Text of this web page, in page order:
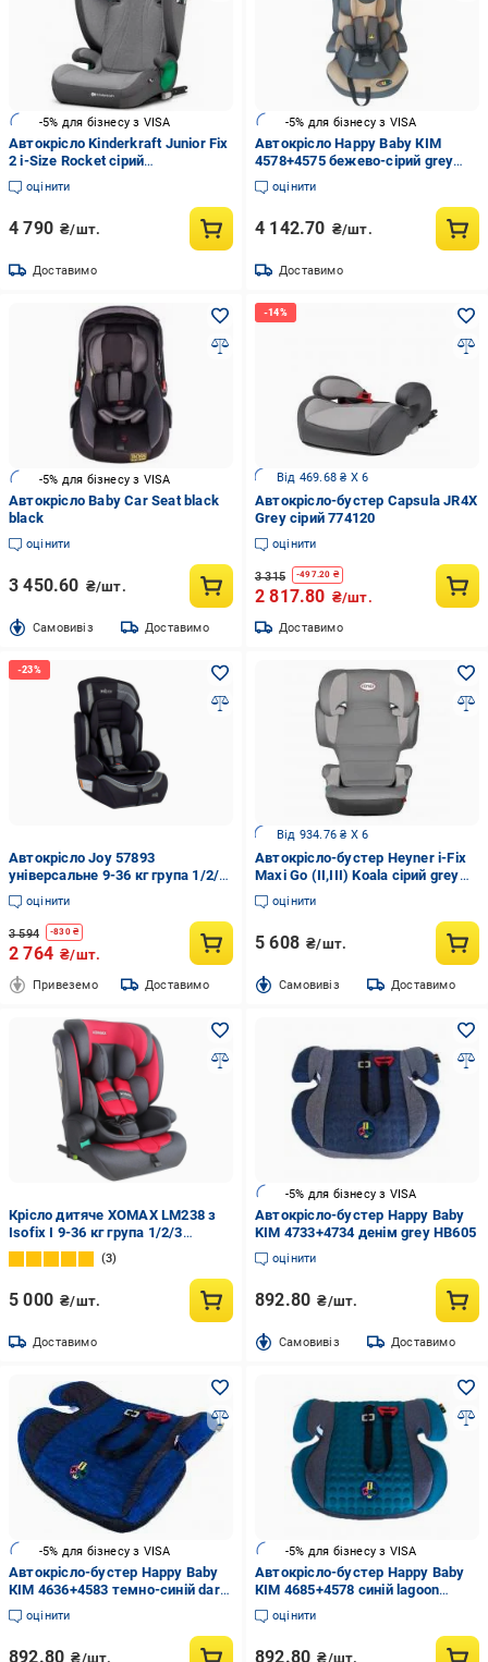
-5% для бізнесу з VISA
Автокрісло Kinderkraft Junior Fix
2 i-Size Rocket сірий
KCJUFI20GRY0000
оцінити
4 790 ₴/шт.
Доставимо
-5% для бізнесу з VISA
Автокрісло Happy Baby КІМ
4578+4575 бежево-сірий grey
HB616
оцінити
4 142.70 ₴/шт.
Доставимо
-5% для бізнесу з VISA
Автокрісло Baby Car Seat black
black
оцінити
3 450.60 ₴/шт.
Cамовивіз Доставимо
Від 469.68 ₴ X 6
Автокрісло-бустер Capsula JR4Х
Grey сірий 774120
оцінити
3 315 -497.20 ₴
2 817.80 ₴/шт.
Доставимо
Автокрісло Joy 57893
універсальне 9-36 кг група 1/2/3
Сірий (25355943)
оцінити
3 594 -830₴
2 764 ₴/шт.
Привеземо Доставимо
Від 934.76 ₴ X 6
Автокрісло-бустер Heyner i-Fix
Maxi Go (II,III) Koala сірий grey
784 120 HE
оцінити
5 608 ₴/шт.
Cамовивіз Доставимо
Крісло дитяче XOMAX LM238 з
Isofix I 9-36 кг група 1/2/3
Червоний
3
5 000 ₴/шт.
Доставимо
-5% для бізнесу з VISA
Автокрісло-бустер Happy Baby
KIM 4733+4734 денім grey HB605
оцінити
892.80 ₴/шт.
Cамовивіз Доставимо
-5% для бізнесу з VISA
Автокрісло-бустер Happy Baby
КІМ 4636+4583 темно-синій dark
blue HB605
оцінити
892.80 ₴/шт.
-5% для бізнесу з VISA
Автокрісло-бустер Happy Baby
КІМ 4685+4578 синій lagoon
green HB605
оцінити
892.80 ₴/шт.